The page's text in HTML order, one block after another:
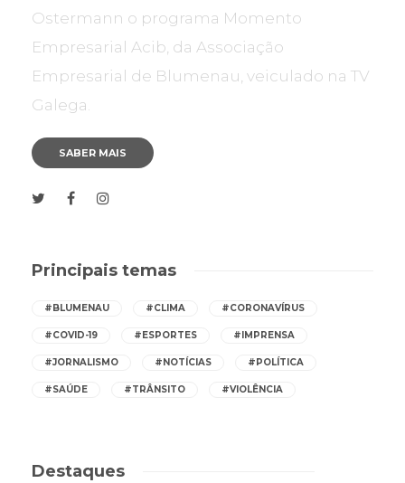
Ostermann o programa Momento
Empresarial Acib, da Associação
Empresarial de Blumenau, veiculado na TV
Galega.
SABER MAIS
Principais temas
#BLUMENAU #CLIMA #CORONAVÍRUS
#COVID-19 #ESPORTES #IMPRENSA
#JORNALISMO #NOTÍCIAS #POLÍTICA
#SAÚDE #TRÂNSITO #VIOLÊNCIA
Destaques